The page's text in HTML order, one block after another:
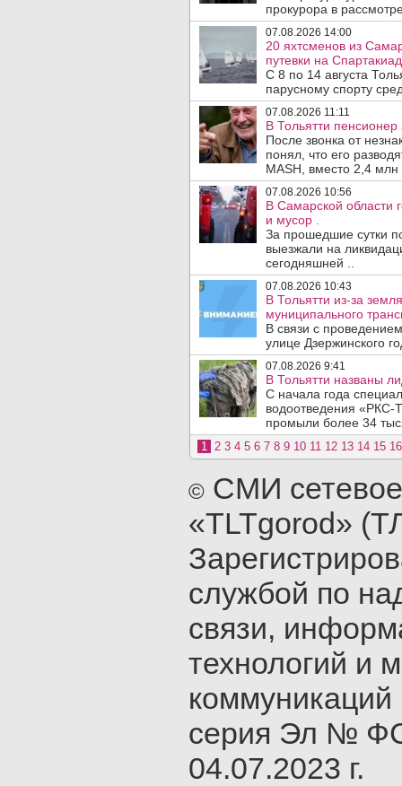
прокурора в
07.08.2026 14:00
20 яхтсменов из
путевки на
С 8 по 14 августа
парусному спорту
07.08.2026 11:11
В Тольятти
После звонка от
понял, что его
MASH, вместо 2,4 млн
07.08.2026 10:56
В Самарской области
и мусор .
За прошедшие сутки
выезжали на
сегодняшней ..
07.08.2026 10:43
В Тольятти из-за
муниципального
В связи с
улице Дзержинского
07.08.2026 9:41
В Тольятти названы
С начала года
водоотведения «РКС-
промыли более 34
1 2 3 4 5 6 7 8 9 10 11 12 13 14 15 16
© СМИ
«TLTgorod»
службой по
связи,
технологий и
серия Эл №
04.07.2023 г.